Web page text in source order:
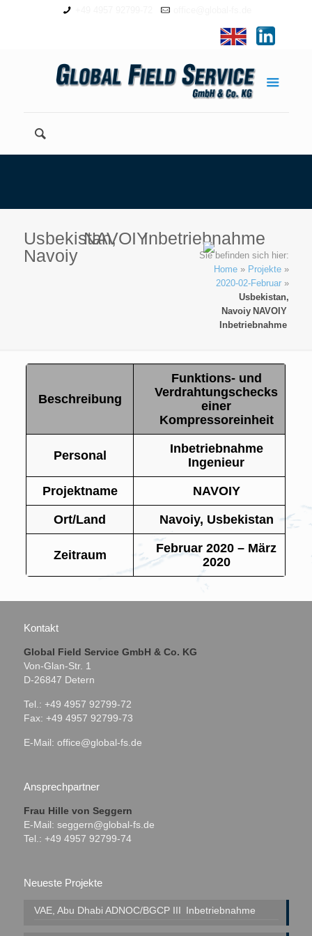
Usbekistan,
Navoiy
NAVOIYInbetriebnahme
Sie befinden sich hier:
Home» Projekte»
2020-02-Februar»
Usbekistan,
Navoiy NAVOIY
Inbetriebnahme
Beschreibung
Funktions- und
Verdrahtungschecks
einer
Kompressoreinheit
Personal
Inbetriebnahme
Ingenieur
Projektname NAVOIY
Ort/Land Navoiy, Usbekistan
Zeitraum
Februar 2020 – März
2020
Kontakt
Global Field Service GmbH & Co. KG
Von-Glan-Str. 1
D-26847 Detern
Tel.: +49 4957 92799-72
Fax: +49 4957 92799-73
E-Mail: office@global-fs.de
Ansprechpartner
Frau Hille von Seggern
E-Mail: seggern@global-fs.de
Tel.: +49 4957 92799-74
Neueste Projekte
VAE, Abu Dhabi ADNOC/BGCP III Inbetriebnahme